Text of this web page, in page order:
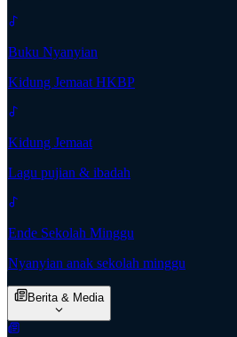
Buku Nyanyian
Kidung Jemaat HKBP
Kidung Jemaat
Lagu pujian & ibadah
Ende Sekolah Minggu
Nyanyian anak sekolah minggu
Berita & Media